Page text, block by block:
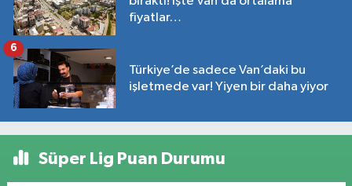
fiyatlar…
Türkiye’de sadece Van’daki bu
işletmede var! Yiyen bir daha yiyor
6
Süper Lig Puan Durumu